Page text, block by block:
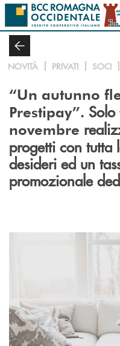
Salta al contenuto principale
NOVITÀ PRIVATI SOCI
“Un autunno
Prestipay”. Solo
novembre
progetti con tutta
desideri ed un
promozionale